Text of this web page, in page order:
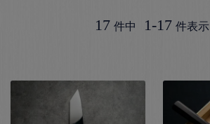
17 件中 1-17 件表示